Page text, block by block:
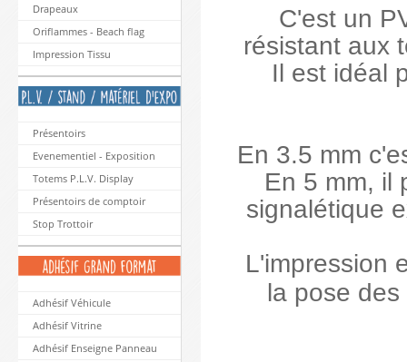
Drapeaux
Oriflammes - Beach flag
Impression Tissu
Présentoirs
Evenementiel - Exposition
Totems P.L.V. Display
Présentoirs de comptoir
Stop Trottoir
Adhésif Véhicule
Adhésif Vitrine
Adhésif Enseigne Panneau
C'est un
résistant aux
Il est idéal
En 3.5 mm
En 5 mm, il
signalétique
L'impression
la pose